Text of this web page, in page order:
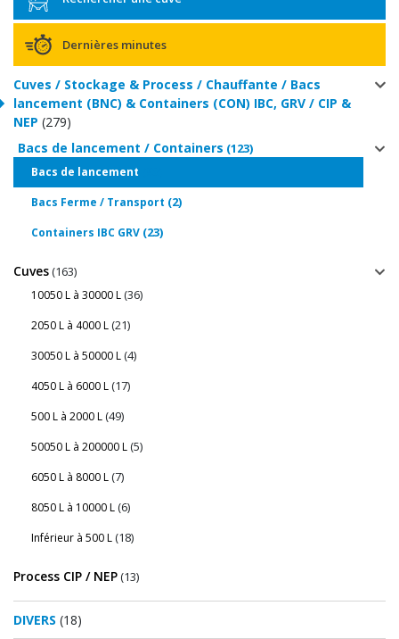
Dernières minutes
Cuves / Stockage & Process / Chauffante / Bacs
lancement (BNC) & Containers (CON) IBC, GRV / CIP &
NEP (279)
Bacs de lancement / Containers (123)
Bacs de lancement
Bacs Ferme / Transport (2)
Containers IBC GRV (23)
Cuves(163)
10050 L à 30000 L(36)
2050 L à 4000 L(21)
30050 L à 50000 L(4)
4050 L à 6000 L(17)
500 L à 2000 L(49)
50050 L à 200000 L(5)
6050 L à 8000 L(7)
8050 L à 10000 L(6)
Inférieur à 500 L(18)
Process CIP / NEP(13)
DIVERS (18)